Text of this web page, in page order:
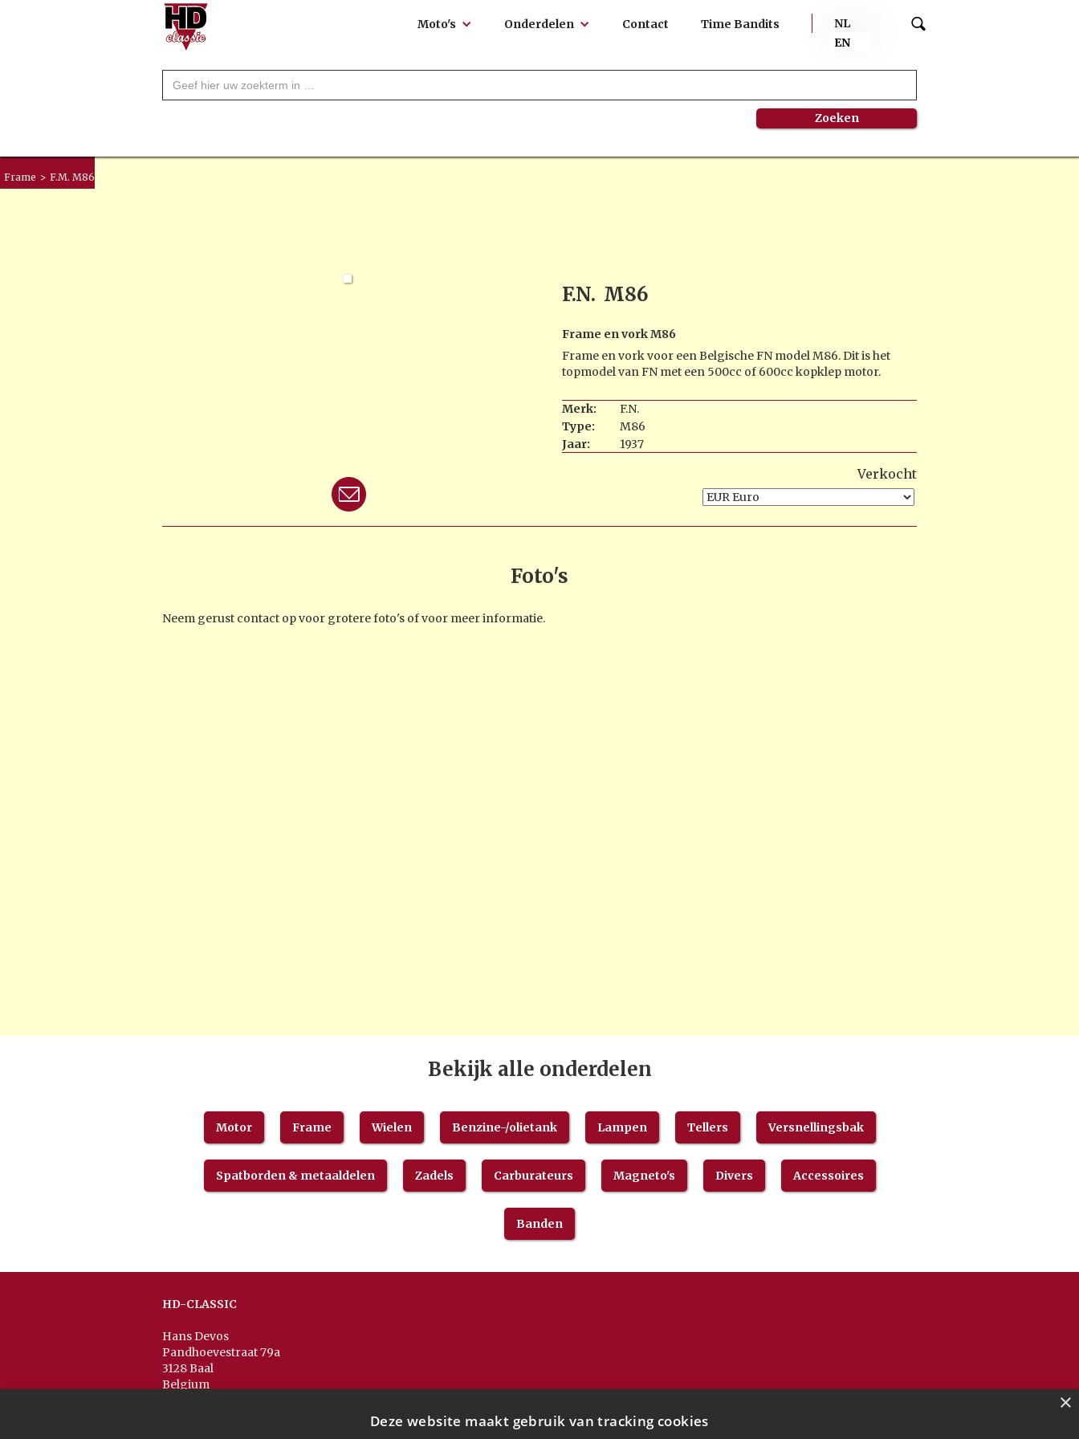
Moto's Onderdelen Contact Time Bandits
NL
EN
Frame > F.M. M86
F.N. M86
Frame en vork M86
Frame en vork voor een Belgische FN model M86. Dit is het
topmodel van FN met een 500cc of 600cc kopklep motor.
Merk:
F.N.
Type:
M86
Jaar:
1937
Verkocht
Foto's
Neem gerust contact op voor grotere foto's of voor meer informatie.
Bekijk alle onderdelen
Motor Frame Wielen Benzine-/olietank Lampen Tellers Versnellingsbak
Spatborden & metaaldelen Zadels Carburateurs Magneto's Divers Accessoires
Banden
HD-CLASSIC
Hans Devos
Pandhoevestraat 79a
3128 Baal
Belgium
×
Deze website maakt gebruik van tracking cookies